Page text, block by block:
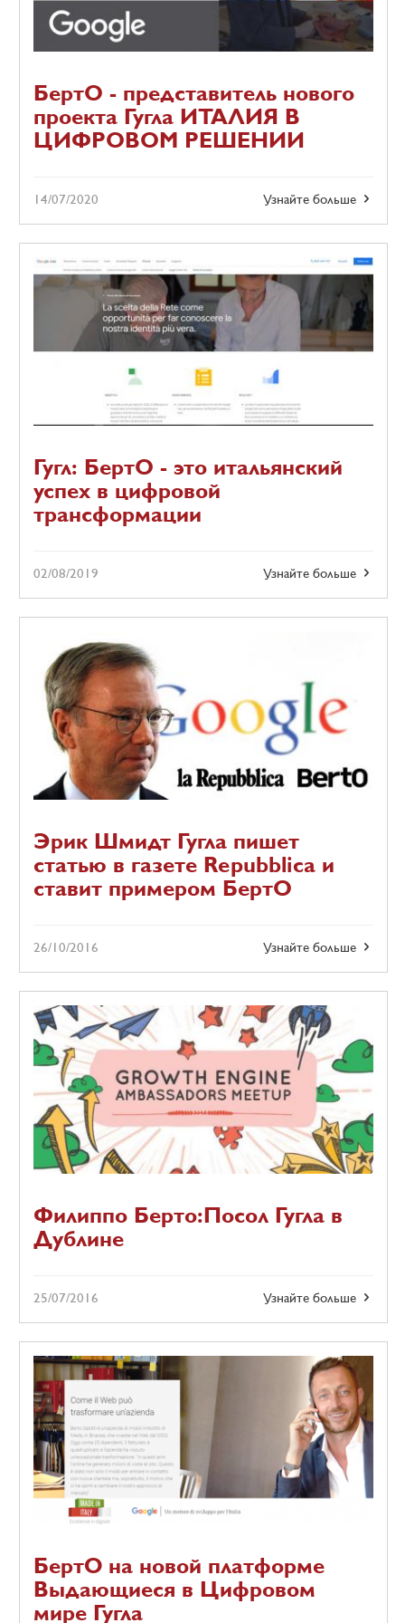
БертО - представитель нового
проекта Гугла ИТАЛИЯ В
ЦИФРОВОМ РЕШЕНИИ
Узнайте больше
14/07/2020
Гугл: БертО - это итальянский
успех в цифровой
трансформации
Узнайте больше
02/08/2019
Эрик Шмидт Гугла пишет
статью в газете Repubblica и
ставит примером БертО
Узнайте больше
26/10/2016
Филиппо Берто:Посол Гугла в
Дублине
Узнайте больше
25/07/2016
БертO на новой платформе
Выдающиеся в Цифровом
мире Гугла